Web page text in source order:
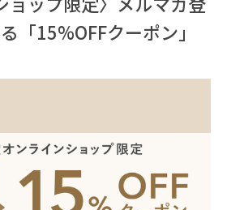
「15%OFFクーポン」